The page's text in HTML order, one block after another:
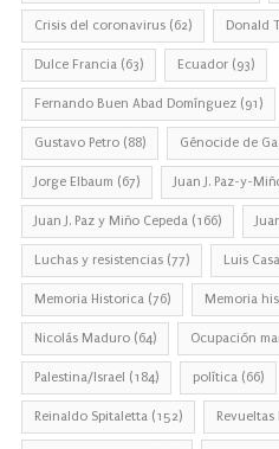
Crisis del coronavirus (62) Donald
Dulce Francia (63) Ecuador (93)
Fernando Buen Abad Domínguez (91)
Gustavo Petro (88) Génocide de
Jorge Elbaum (67) Juan J. Paz-y-
Juan J. Paz y Miño Cepeda (166)
Luchas y resistencias (77) Luis
Memoria Historica (76) Memoria
Nicolás Maduro (64) Ocupación
Palestina/Israel (184) política (66)
Reinaldo Spitaletta (152)